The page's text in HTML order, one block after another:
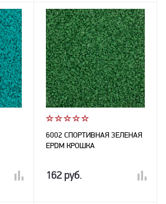
6002 СПОРТИВНАЯ ЗЕЛЕНАЯ
EPDM КРОШКА
162 руб.